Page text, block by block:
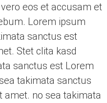
eos et accusam et
Lorem ipsum
sanctus est
Stet clita kasd
sanctus est Lorem
takimata sanctus
no sea takimata